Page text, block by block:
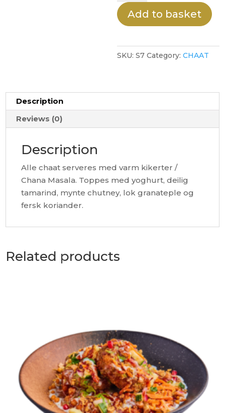
quantity
Add to basket
SKU: S7 Category: CHAAT
Description
Reviews (0)
Description
Alle chaat serveres med varm kikerter /
Chana Masala. Toppes med yoghurt, deilig
tamarind, mynte chutney, lok granateple og
fersk koriander.
Related products